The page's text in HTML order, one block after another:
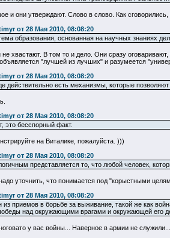
и они утверждают. Слово в слово. Как сговорились,
от 28 Мая 2010, 08:08:20
образования, основанная на научных знаниях
не хвастают. В том то и дело. Они сразу
"лучшей из лучших" и разумеется
от 28 Мая 2010, 08:08:20
действительно есть механизмы, которые
от 28 Мая 2010, 08:08:20
это бесспорный факт.
на Виталике, пожалуйста. )))
от 28 Мая 2010, 08:08:20
представляется то, что любой человек,
уточнить, что понимается под "корыстными
от 28 Мая 2010, 08:08:20
из приемов в борьбе за выживание, такой же как
над окружающими врагами и окружающей его
у вас войны... Наверное в армии не служили...